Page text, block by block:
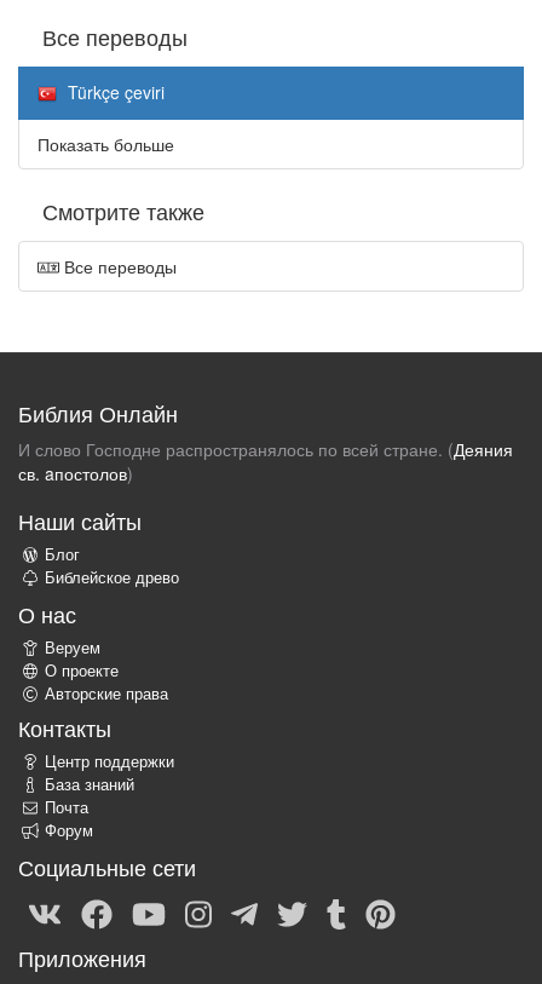
Все переводы
Türkçe çeviri
Показать больше
Смотрите также
Все переводы
Библия Онлайн
И слово Господне распространялось по всей стране. (Деяния
св. aпостолов)
Наши сайты
Блог
Библейское древо
О нас
Веруем
О проекте
Авторские права
Контакты
Центр поддержки
База знаний
Почта
Форум
Социальные сети
Приложения